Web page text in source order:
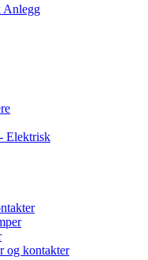
Anlegg
Elektrisk
og kontakter